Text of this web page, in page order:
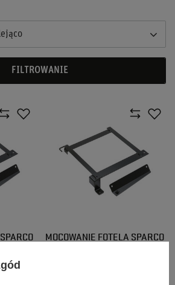
FILTROWANIE
MOCOWANIE FOTELA SPARCO